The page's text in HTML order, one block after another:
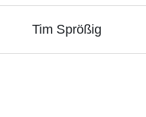
Tim Sprößig